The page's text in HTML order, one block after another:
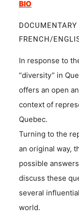
BIO
FRENCH/
In response to
“diversity” in
offers an open
context of
Quebec.
Turning to the
an original way,
possible
discuss these
several
world.